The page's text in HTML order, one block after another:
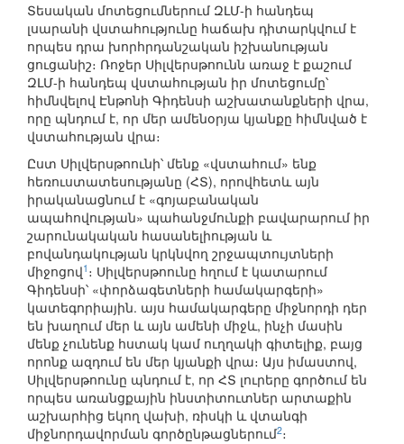
Տեսական մոտեցումներում ԶԼՄ-ի հանդեպ
լսարանի վստահությունը հաճախ դիտարկվում է
որպես դրա խորհրդանշական իշխանության
ցուցանիշ։ Ռոջեր Սիլվերսթոունն առաջ է քաշում
ԶԼՄ-ի հանդեպ վստահության իր մոտեցումը՝
հիմնվելով Էնթոնի Գիդենսի աշխատանքների վրա,
որը պնդում է, որ մեր ամենօրյա կյանքը հիմնված է
վստահության վրա։
Ըստ Սիլվերսթոունի՝ մենք «վստահում» ենք
հեռուստատեսությանը (ՀՏ), որովհետև այն
իրականացնում է «գոյաբանական
ապահովության» պահանջմունքի բավարարում իր
շարունակական հասանելիության և
բովանդակության կրկնվող շրջապտույտների
միջոցով1 ։ Սիլվերսթոունը հղում է կատարում
Գիդենսի՝ «փորձագետների համակարգերի»
կատեգորիային. այս համակարգերը միջնորդի դեր
են խաղում մեր և այն ամենի միջև, ինչի մասին
մենք չունենք հստակ կամ ուղղակի գիտելիք, բայց
որոնք ազդում են մեր կյանքի վրա։ Այս իմաստով,
Սիլվերսթոունը պնդում է, որ ՀՏ լուրերը գործում են
որպես առանցքային ինստիտուտներ արտաքին
աշխարհից եկող վախի, ռիսկի և վտանգի
միջնորդավորման գործընթացներում2։